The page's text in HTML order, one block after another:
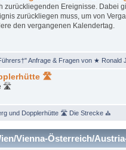
Ereignisse. Dabei
zurückliegen muss, um von
den vergangenen Kalendertag.
Anfrage & Fragen von ★ Ronald
🛣
🛣
und Dopplerhütte 🛣 Die Strecke ⛪
Vienna-Österreich/